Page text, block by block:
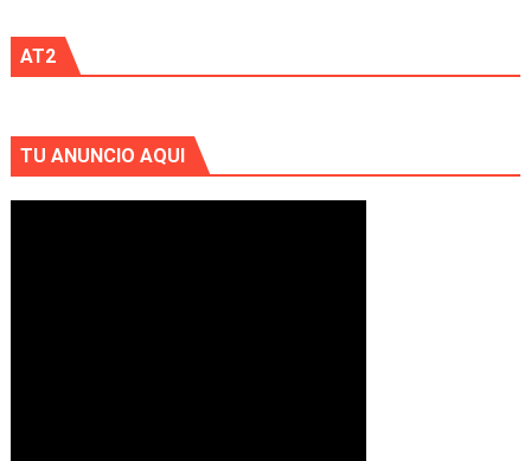
AT2
TU ANUNCIO AQUI